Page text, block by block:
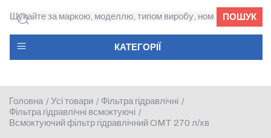
КАТЕГОРІЇ
ПОШУК
Головна / Усі товари / Фільтра гідравлічні /
Фільтра гідравлічні всмоктуючі /
Всмоктуючий фільтр гідравлічний OMT 270 л/хв